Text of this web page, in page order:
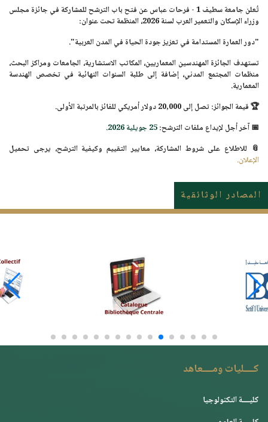
تُعلن جامعة سطيف 1 - فرحات عباس عن فتح باب الترشح للمشاركة في
جائزة مجلس
وزراء الإسكان والتعمير العرب لسنة 2026
، المنظمة تحت عنوان:
"دور العمارة المستدامة في تعزيز جودة الحياة في المدن العربية".
تستهدف الجائزة المهندسين المعماريين، المكاتب الاستشارية، الجامعات ومراكز البحث،
منظمات المجتمع المدني، إضافة إلى طلبة السنوات النهائية في تخصص الهندسة
المعمارية.
🏆قيمة الجوائز:تصل إلى20,000 دولار أمريكي
للفائز بالمرتبة الأولى.
📅آخر أجل لإيداع ملفات الترشح:25 جويلية 2026
.
📎 للاطلاع على شروط المشاركة، معايير التقييم وكيفية الترشح، يرجى تحميل
الإعلان.
المصادر الوثائقية
كــــليات ومــــعاهد
كليــــة التكنولوجيا